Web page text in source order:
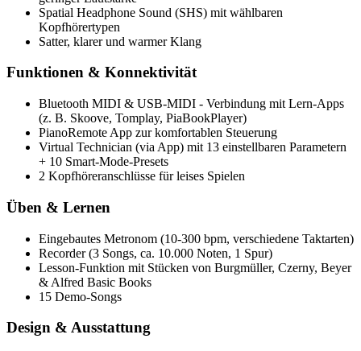
Spatial Headphone Sound (SHS) mit wählbaren
Kopfhörertypen
Satter, klarer und warmer Klang
Funktionen & Konnektivität
Bluetooth MIDI & USB-MIDI - Verbindung mit Lern-Apps
(z. B. Skoove, Tomplay, PiaBookPlayer)
PianoRemote App zur komfortablen Steuerung
Virtual Technician (via App) mit 13 einstellbaren Parametern
+ 10 Smart-Mode-Presets
2 Kopfhöreranschlüsse für leises Spielen
Üben & Lernen
Eingebautes Metronom (10-300 bpm, verschiedene Taktarten)
Recorder (3 Songs, ca. 10.000 Noten, 1 Spur)
Lesson-Funktion mit Stücken von Burgmüller, Czerny, Beyer
& Alfred Basic Books
15 Demo-Songs
Design & Ausstattung